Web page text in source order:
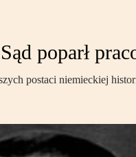
poparł
postaci niemieckiej